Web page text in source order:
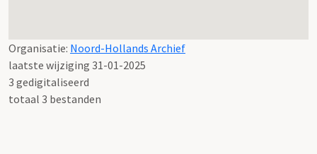
Organisatie: Noord-Hollands Archief
laatste wijziging 31-01-2025
3 gedigitaliseerd
totaal 3 bestanden